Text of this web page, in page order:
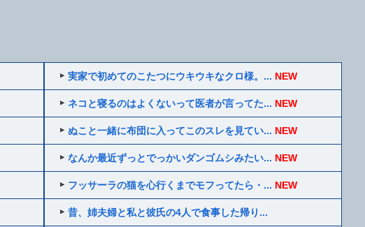
実家で初めてのこたつにウキウキなクロ様。... NEW
ネコと寝るのはよくないって医者が言ってた... NEW
ぬこと一緒に布団に入ってこのスレを見てい... NEW
なんか最近ずっとでっかいダンゴムシみたい... NEW
フッサーラの猫を心行くまでモフってたら・... NEW
昔、姉夫婦と私と彼氏の4人で食事した帰り...